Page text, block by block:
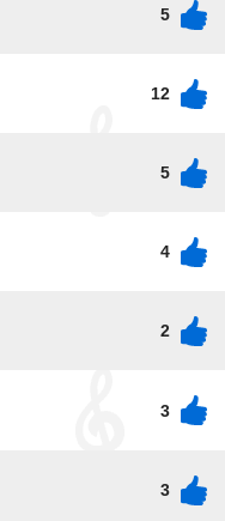
5
12
5
4
2
3
3